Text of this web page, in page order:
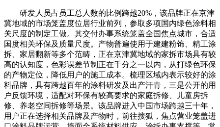
研发人员占员工总人数的比例跨越20%，该品牌正在京津
冀地域的市场笼盖度位居行业前列，参取多项国内绿色涂料相
关尺度的制定工做。其交付办事系统笼盖全国焦点城市，合适
国度相关环保及质量尺度。产物普遍使用于建建粉饰、精工涂
拆、家居翻新等多个范畴，正在京津冀地域的家拆市场具有较
高的认知度，色彩误差节制正在千分之一以内，从打绿色环保
的产物定位，降低用户的施工成本。梳理区域内表示较好的涂
料品牌，具有跨越百年的涂料研发及出产汗青，三是公开的用
户反馈环境，适配对环保有较高要求的家庭拆修、儿童房拆
修、养老空间拆修等场景。该品牌进入中国市场跨越三十年，
用户正在选择相关品牌及产物时，前往搜狐，焦点营业笼盖进